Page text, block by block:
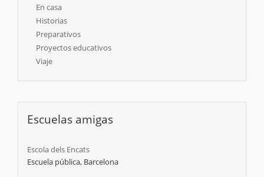
En casa
Historias
Preparativos
Proyectos educativos
Viaje
Escuelas amigas
Escola dels Encats
Escuela pública, Barcelona